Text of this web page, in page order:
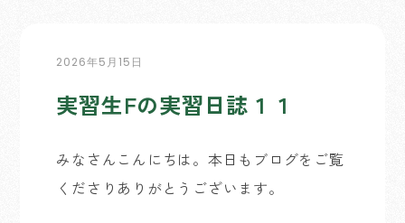
2026年5月15日
実習生Fの実習日誌１１
みなさんこんにちは。本日もブログをご覧
くださりありがとうございます。